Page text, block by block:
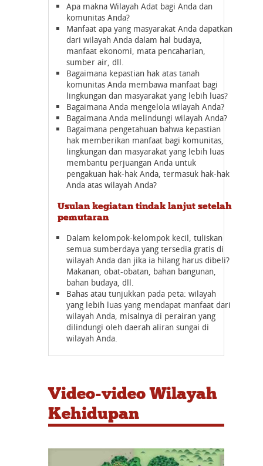
Apa makna Wilayah Adat bagi Anda dan
komunitas Anda?
Manfaat apa yang masyarakat Anda dapatkan
dari wilayah Anda dalam hal budaya,
manfaat ekonomi, mata pencaharian,
sumber air, dll.
Bagaimana kepastian hak atas tanah
komunitas Anda membawa manfaat bagi
lingkungan dan masyarakat yang lebih luas?
Bagaimana Anda mengelola wilayah Anda?
Bagaimana Anda melindungi wilayah Anda?
Bagaimana pengetahuan bahwa kepastian
hak memberikan manfaat bagi komunitas,
lingkungan dan masyarakat yang lebih luas
membantu perjuangan Anda untuk
pengakuan hak-hak Anda, termasuk hak-hak
Anda atas wilayah Anda?
Usulan kegiatan tindak lanjut setelah
pemutaran
Dalam kelompok-kelompok kecil, tuliskan
semua sumberdaya yang tersedia gratis di
wilayah Anda dan jika ia hilang harus dibeli?
Makanan, obat-obatan, bahan bangunan,
bahan budaya, dll.
Bahas atau tunjukkan pada peta: wilayah
yang lebih luas yang mendapat manfaat dari
wilayah Anda, misalnya di perairan yang
dilindungi oleh daerah aliran sungai di
wilayah Anda.
Video-video Wilayah
Kehidupan